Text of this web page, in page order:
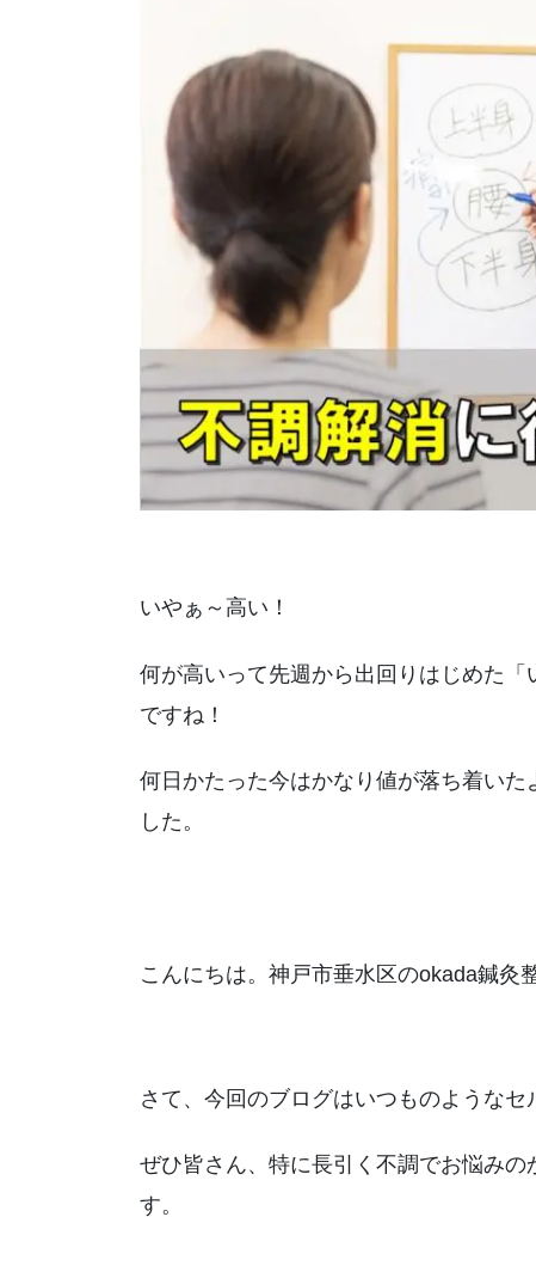
いやぁ～高い！
何が高いって先週から出回りはじめた
ですね！
何日かたった今はかなり値が落ち着い
した。
こんにちは。神戸市垂水区のokada鍼灸
さて、今回のブログはいつものようなセ
ぜひ皆さん、特に長引く不調でお悩み
す。